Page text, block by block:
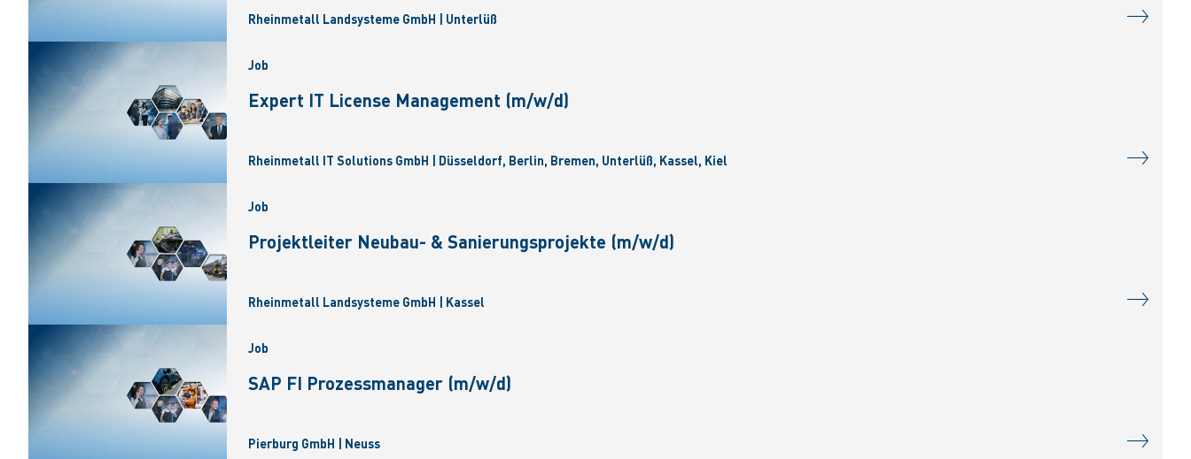
Rheinmetall Landsysteme GmbH | Unterlüß
Job
Expert IT License Management (m/w/d)
Rheinmetall IT Solutions GmbH | Düsseldorf, Berlin, Bremen, Unterlüß, Kassel, Kiel
Job
Projektleiter Neubau- & Sanierungsprojekte (m/w/d)
Rheinmetall Landsysteme GmbH | Kassel
Job
SAP FI Prozessmanager (m/w/d)
Pierburg GmbH | Neuss